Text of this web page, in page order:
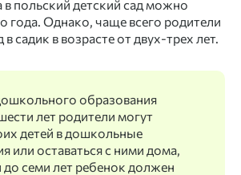
польский детский сад можно
года. Однако, чаще всего родители
садик в возрасте от двух-трех лет.
образования
лет родители могут
детей в дошкольные
или оставаться с ними дома,
до семи лет ребенок должен